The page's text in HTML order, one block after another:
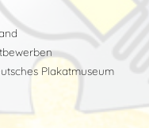
Plakatmuseum